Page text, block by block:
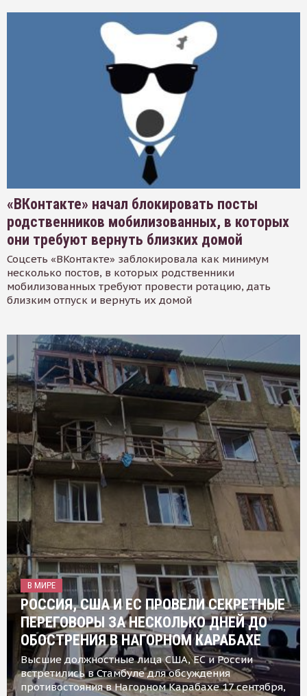
«ВКонтакте» начал блокировать посты
родственников мобилизованных, в которых
они требуют вернуть близких домой
Соцсеть «ВКонтакте» заблокировала как минимум
несколько постов, в которых родственники
мобилизованных требуют провести ротацию, дать
близким отпуск и вернуть их домой
В МИРЕ
РОССИЯ, США И ЕС ПРОВЕЛИ СЕКРЕТНЫЕ
ПЕРЕГОВОРЫ ЗА НЕСКОЛЬКО ДНЕЙ ДО
ОБОСТРЕНИЯ В НАГОРНОМ КАРАБАХЕ
Высшие должностные лица США, ЕС и России
встретились в Стамбуле для обсуждения
противостояния в Нагорном Карабахе 17 сентября,